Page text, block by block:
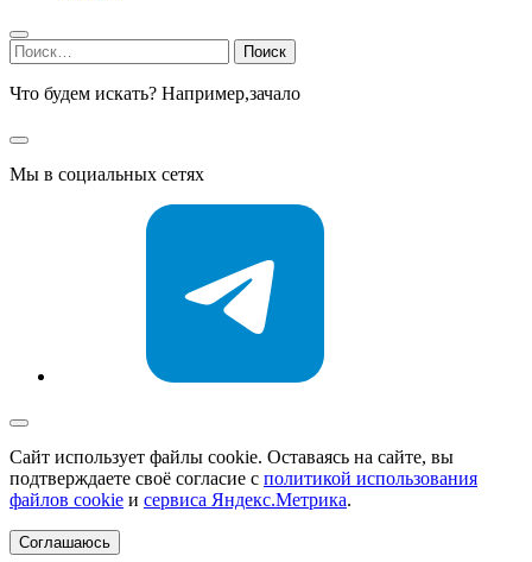
Найти:
Что будем искать? Например,зачало
Мы в социальных сетях
Сайт использует файлы cookie. Оставаясь на сайте, вы
подтверждаете своё согласие с политикой использования
файлов cookie и сервиса Яндекс.Метрика.
Соглашаюсь